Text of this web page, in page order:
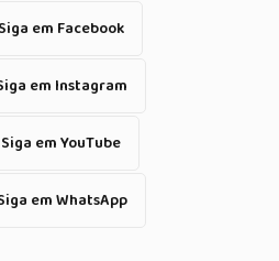
Siga em Facebook
em Instagram
Siga em YouTube
em WhatsApp